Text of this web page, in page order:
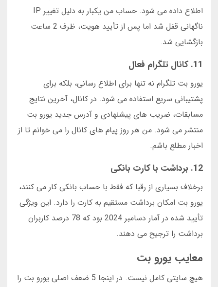
اطلاع داده می شود. حساب من یکبار به دلیل تغییر IP
ناگهانی قفل شد اما پس از تأیید هویت، ظرف 2 ساعت
بازگشایی شد.
11. کانال تلگرام فعال
یورو بت تلگرام نه تنها برای اطلاع رسانی، بلکه برای
پشتیبانی سریع استفاده می شود. در کانال، آخرین نتایج
مسابقات، ضریب های پیشنهادی و آدرس جدید یورو بت
منتشر می شود. من هر روز پیام های کانال را می خوانم تا از
اخبار مطلع باشم.
12. برداشت با کارت بانکی
برخلاف بسیاری از رقبا که فقط با حساب بانکی کار می کنند،
یورو بت امکان برداشت مستقیم به کارت را دارد. این ویژگی
تأیید شده در آمار دسامبر 2024 بود که 78 درصد کاربران
برداشت را ترجیح می دهند.
معایب یورو بت
هیچ سایتی کامل نیست. در اینجا 5 ضعف اصلی یورو بت را